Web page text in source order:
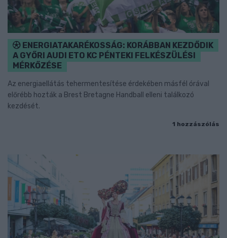
ENERGIATAKARÉKOSSÁG: KORÁBBAN KEZDŐDIK
A GYŐRI AUDI ETO KC PÉNTEKI FELKÉSZÜLÉSI
MÉRKŐZÉSE
Az energiaellátás tehermentesítése érdekében másfél órával
előrébb hozták a Brest Bretagne Handball elleni találkozó
kezdését.
1 hozzászólás